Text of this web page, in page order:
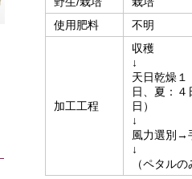
使用肥料
不明
加工工程
収穫
↓
天日乾燥１
日、夏：
日）
↓
風力選別→
↓
（ペタル